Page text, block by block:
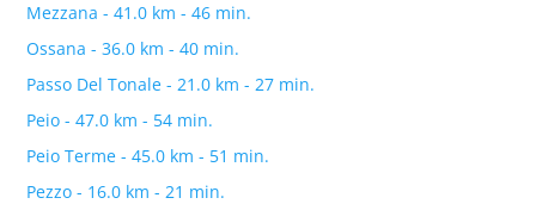
Mezzana - 41.0 km - 46 min.
Ossana - 36.0 km - 40 min.
Passo Del Tonale - 21.0 km - 27 min.
Peio - 47.0 km - 54 min.
Peio Terme - 45.0 km - 51 min.
Pezzo - 16.0 km - 21 min.